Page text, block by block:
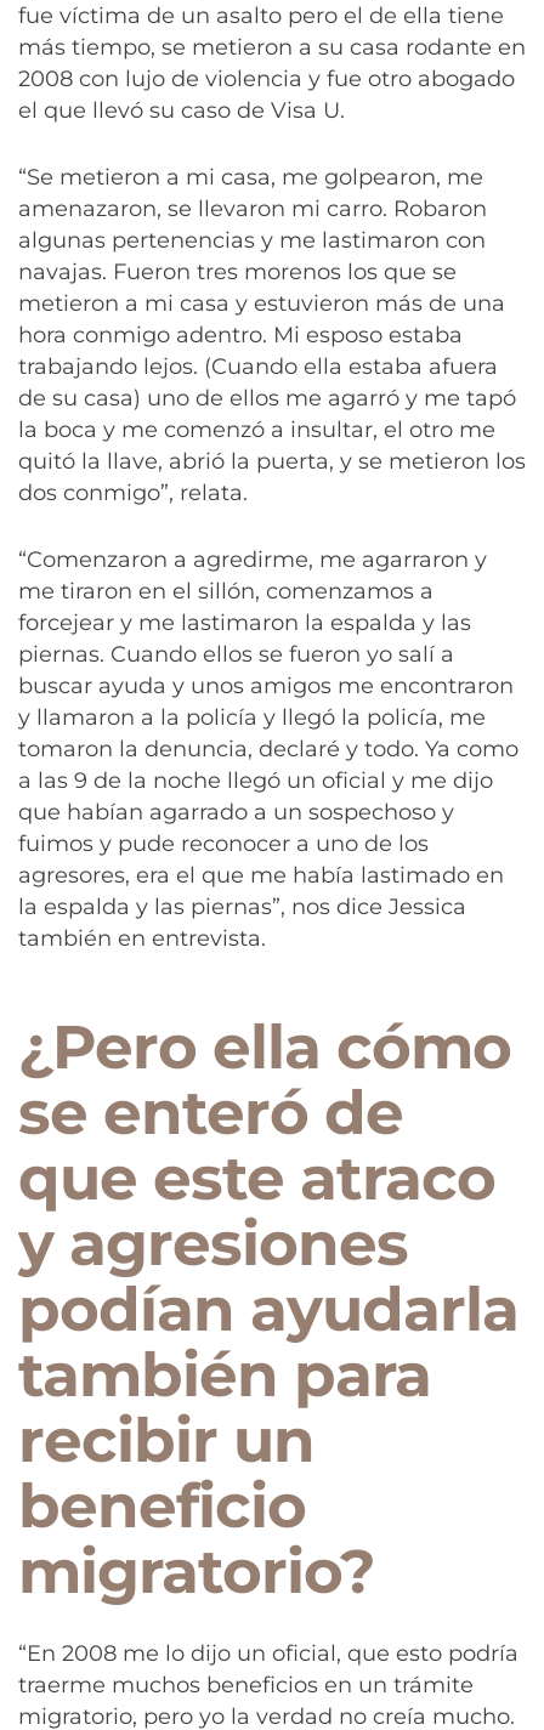
fue víctima de un asalto pero el de ella tiene
más tiempo, se metieron a su casa rodante en
2008 con lujo de violencia y fue otro abogado
el que llevó su caso de Visa U.
“Se metieron a mi casa, me golpearon, me
amenazaron, se llevaron mi carro. Robaron
algunas pertenencias y me lastimaron con
navajas. Fueron tres morenos los que se
metieron a mi casa y estuvieron más de una
hora conmigo adentro. Mi esposo estaba
trabajando lejos. (Cuando ella estaba afuera
de su casa) uno de ellos me agarró y me tapó
la boca y me comenzó a insultar, el otro me
quitó la llave, abrió la puerta, y se metieron los
dos conmigo”, relata.
“Comenzaron a agredirme, me agarraron y
me tiraron en el sillón, comenzamos a
forcejear y me lastimaron la espalda y las
piernas. Cuando ellos se fueron yo salí a
buscar ayuda y unos amigos me encontraron
y llamaron a la policía y llegó la policía, me
tomaron la denuncia, declaré y todo. Ya como
a las 9 de la noche llegó un oficial y me dijo
que habían agarrado a un sospechoso y
fuimos y pude reconocer a uno de los
agresores, era el que me había lastimado en
la espalda y las piernas”, nos dice Jessica
también en entrevista.
¿Pero ella cómo
se enteró de
que este atraco
y agresiones
podían ayudarla
también para
recibir un
beneficio
migratorio?
“En 2008 me lo dijo un oficial, que esto podría
traerme muchos beneficios en un trámite
migratorio, pero yo la verdad no creía mucho.